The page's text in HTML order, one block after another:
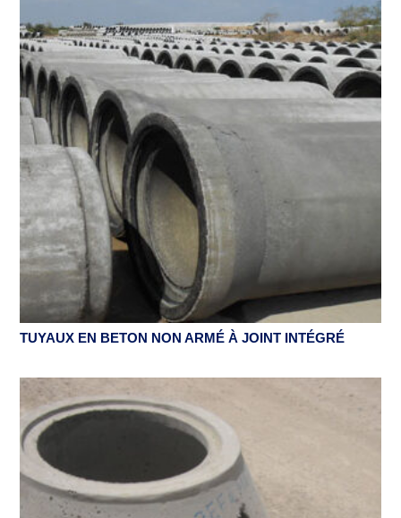
TUYAUX EN BETON NON ARMÉ À JOINT INTÉGRÉ